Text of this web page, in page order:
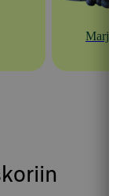
Marjat